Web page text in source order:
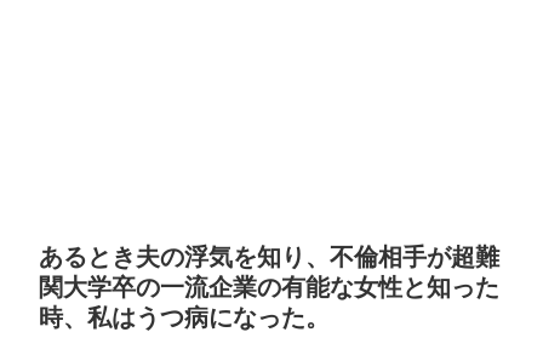
あるとき夫の浮気を知り、不倫相手が超難
関大学卒の一流企業の有能な女性と知った
時、私はうつ病になった。